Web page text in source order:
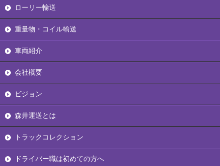
ローリー輸送
重量物・コイル輸送
車両紹介
会社概要
ビジョン
森井運送とは
トラックコレクション
ドライバー職は初めての方へ